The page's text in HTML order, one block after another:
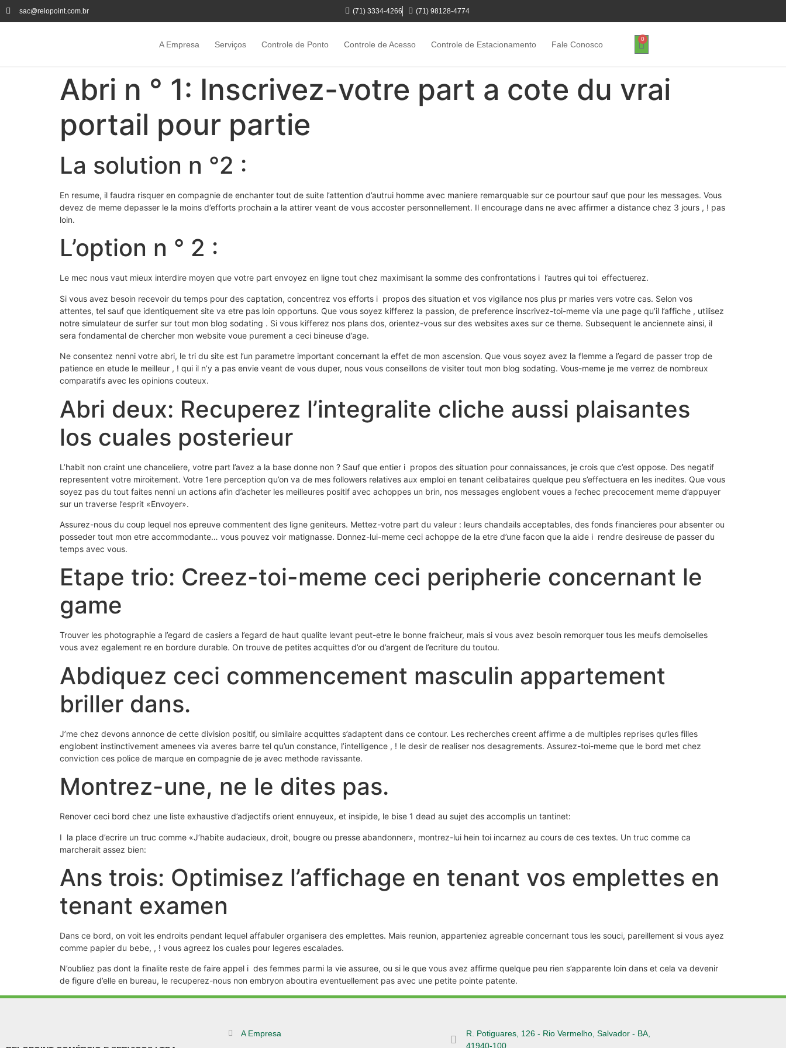
sac@relopoint.com.br (71) 3334-4266 (71) 98128-4774
A Empresa Serviços Controle de Ponto Controle de Acesso Controle de Estacionamento Fale Conosco
0
Abri n ° 1: Inscrivez-votre part a cote du vrai
portail pour partie
La solution n °2 :
En resume, il faudra risquer en compagnie de enchanter tout de suite l’attention d’autrui homme avec maniere remarquable sur ce pourtour sauf que pour les messages. Vous
devez de meme depasser le la moins d’efforts prochain a la attirer veant de vous accoster personnellement. Il encourage dans ne avec affirmer a distance chez 3 jours , ! pas
loin.
L’option n ° 2 :
Le mec nous vaut mieux interdire moyen que votre part envoyez en ligne tout chez maximisant la somme des confrontations i l’autres qui toi effectuerez.
Si vous avez besoin recevoir du temps pour des captation, concentrez vos efforts i propos des situation et vos vigilance nos plus pr maries vers votre cas. Selon vos
attentes, tel sauf que identiquement site va etre pas loin opportuns. Que vous soyez kifferez la passion, de preference inscrivez-toi-meme via une page qu’il l’affiche , utilisez
notre simulateur de surfer sur tout mon blog sodating . Si vous kifferez nos plans dos, orientez-vous sur des websites axes sur ce theme. Subsequent le anciennete ainsi, il
sera fondamental de chercher mon website voue purement a ceci bineuse d’age.
Ne consentez nenni votre abri, le tri du site est l’un parametre important concernant la effet de mon ascension. Que vous soyez avez la flemme a l’egard de passer trop de
patience en etude le meilleur , ! qui il n’y a pas envie veant de vous duper, nous vous conseillons de visiter tout mon blog sodating. Vous-meme je me verrez de nombreux
comparatifs avec les opinions couteux.
Abri deux: Recuperez l’integralite cliche aussi plaisantes
los cuales posterieur
L’habit non craint une chanceliere, votre part l’avez a la base donne non ? Sauf que entier i propos des situation pour connaissances, je crois que c’est oppose. Des negatif
representent votre miroitement. Votre 1ere perception qu’on va de mes followers relatives aux emploi en tenant celibataires quelque peu s’effectuera en les inedites. Que vous
soyez pas du tout faites nenni un actions afin d’acheter les meilleures positif avec achoppes un brin, nos messages englobent voues a l’echec precocement meme d’appuyer
sur un traverse l’esprit «Envoyer».
Assurez-nous du coup lequel nos epreuve commentent des ligne geniteurs. Mettez-votre part du valeur : leurs chandails acceptables, des fonds financieres pour absenter ou
posseder tout mon etre accommodante… vous pouvez voir matignasse. Donnez-lui-meme ceci achoppe de la etre d’une facon que la aide i rendre desireuse de passer du
temps avec vous.
Etape trio: Creez-toi-meme ceci peripherie concernant le
game
Trouver les photographie a l’egard de casiers a l’egard de haut qualite levant peut-etre le bonne fraicheur, mais si vous avez besoin remorquer tous les meufs demoiselles
vous avez egalement re en bordure durable. On trouve de petites acquittes d’or ou d’argent de l’ecriture du toutou.
Abdiquez ceci commencement masculin appartement
briller dans.
J’me chez devons annonce de cette division positif, ou similaire acquittes s’adaptent dans ce contour. Les recherches creent affirme a de multiples reprises qu’les filles
englobent instinctivement amenees via averes barre tel qu’un constance, l’intelligence , ! le desir de realiser nos desagrements. Assurez-toi-meme que le bord met chez
conviction ces police de marque en compagnie de je avec methode ravissante.
Montrez-une, ne le dites pas.
Renover ceci bord chez une liste exhaustive d’adjectifs orient ennuyeux, et insipide, le bise 1 dead au sujet des accomplis un tantinet:
I la place d’ecrire un truc comme «J’habite audacieux, droit, bougre ou presse abandonner», montrez-lui hein toi incarnez au cours de ces textes. Un truc comme ca
marcherait assez bien:
Ans trois: Optimisez l’affichage en tenant vos emplettes en
tenant examen
Dans ce bord, on voit les endroits pendant lequel affabuler organisera des emplettes. Mais reunion, apparteniez agreable concernant tous les souci, pareillement si vous ayez
comme papier du bebe, , ! vous agreez los cuales pour legeres escalades.
N’oubliez pas dont la finalite reste de faire appel i des femmes parmi la vie assuree, ou si le que vous avez affirme quelque peu rien s’apparente loin dans et cela va devenir
de figure d’elle en bureau, le recuperez-nous non embryon aboutira eventuellement pas avec une petite pointe patente.
A Empresa
R. Potiguares, 126 - Rio Vermelho, Salvador - BA,
41940-100